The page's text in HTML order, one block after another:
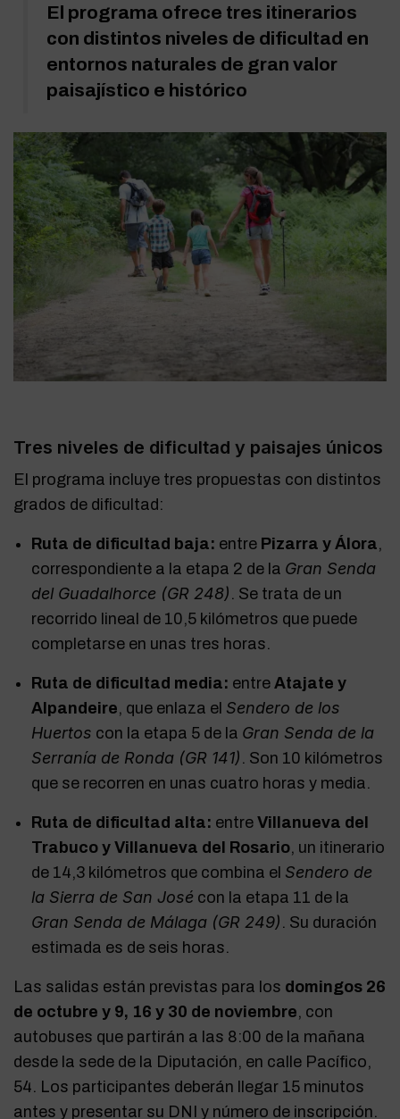
El programa ofrece tres itinerarios
con distintos niveles de dificultad en
entornos naturales de gran valor
paisajístico e histórico
Tres niveles de dificultad y paisajes únicos
El programa incluye tres propuestas con distintos
grados de dificultad:
Ruta de dificultad baja: entre Pizarra y Álora,
correspondiente a la etapa 2 de la Gran Senda
del Guadalhorce (GR 248) . Se trata de un
recorrido lineal de 10,5 kilómetros que puede
completarse en unas tres horas.
Ruta de dificultad media: entreAtajate y
Alpandeire, que enlaza el Sendero de los
Huertos con la etapa 5 de la Gran Senda de la
Serranía de Ronda (GR 141) . Son 10 kilómetros
que se recorren en unas cuatro horas y media.
Ruta de dificultad alta: entreVillanueva del
Trabuco y Villanueva del Rosario, un itinerario
de 14,3 kilómetros que combina el Sendero de
la Sierra de San José con la etapa 11 de la
Gran Senda de Málaga (GR 249) . Su duración
estimada es de seis horas.
Las salidas están previstas para los domingos 26
de octubre y 9, 16 y 30 de noviembre, con
autobuses que partirán a las 8:00 de la mañana
desde la sede de la Diputación, en calle Pacífico,
54. Los participantes deberán llegar 15 minutos
antes y presentar su DNI y número de inscripción.